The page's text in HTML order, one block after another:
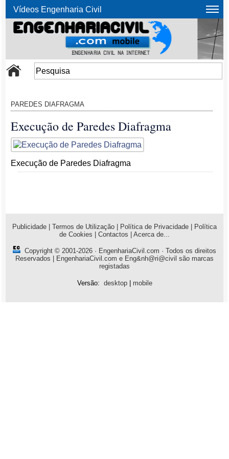
Vídeos Engenharia Civil
PAREDES DIAFRAGMA
Execução de Paredes Diafragma
Execução de Paredes Diafragma
Publicidade Termos de Utilização Política de Privacidade
Política
de Cookies
Contactos Acerca de...
Copyright © 2001-2026 · EngenhariaCivil.com · Todos os direitos
Reservados | EngenhariaCivil.com e Eng&nh@ri@civil são marcas
registadas
Versão: desktop| mobile